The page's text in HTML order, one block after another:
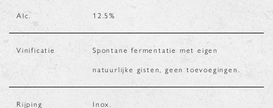
Alc. 12.5%
Vinificatie Spontane fermentatie met eigen
natuurlijke gisten, geen toevoegingen.
Rijping Inox.